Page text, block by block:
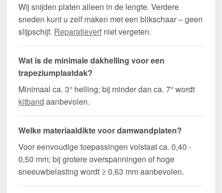
Wij snijden platen alleen in de lengte. Verdere
sneden kunt u zelf maken met een blikschaar – geen
slijpschijf. Reparatieverf niet vergeten.
Wat is de minimale dakhelling voor een
trapeziumplaatdak?
Minimaal ca. 3° helling; bij minder dan ca. 7° wordt
kitband aanbevolen.
Welke materiaaldikte voor damwandplaten?
Voor eenvoudige toepassingen volstaat ca. 0,40 -
0,50 mm; bij grotere overspanningen of hoge
sneeuwbelasting wordt ≥ 0,63 mm aanbevolen.